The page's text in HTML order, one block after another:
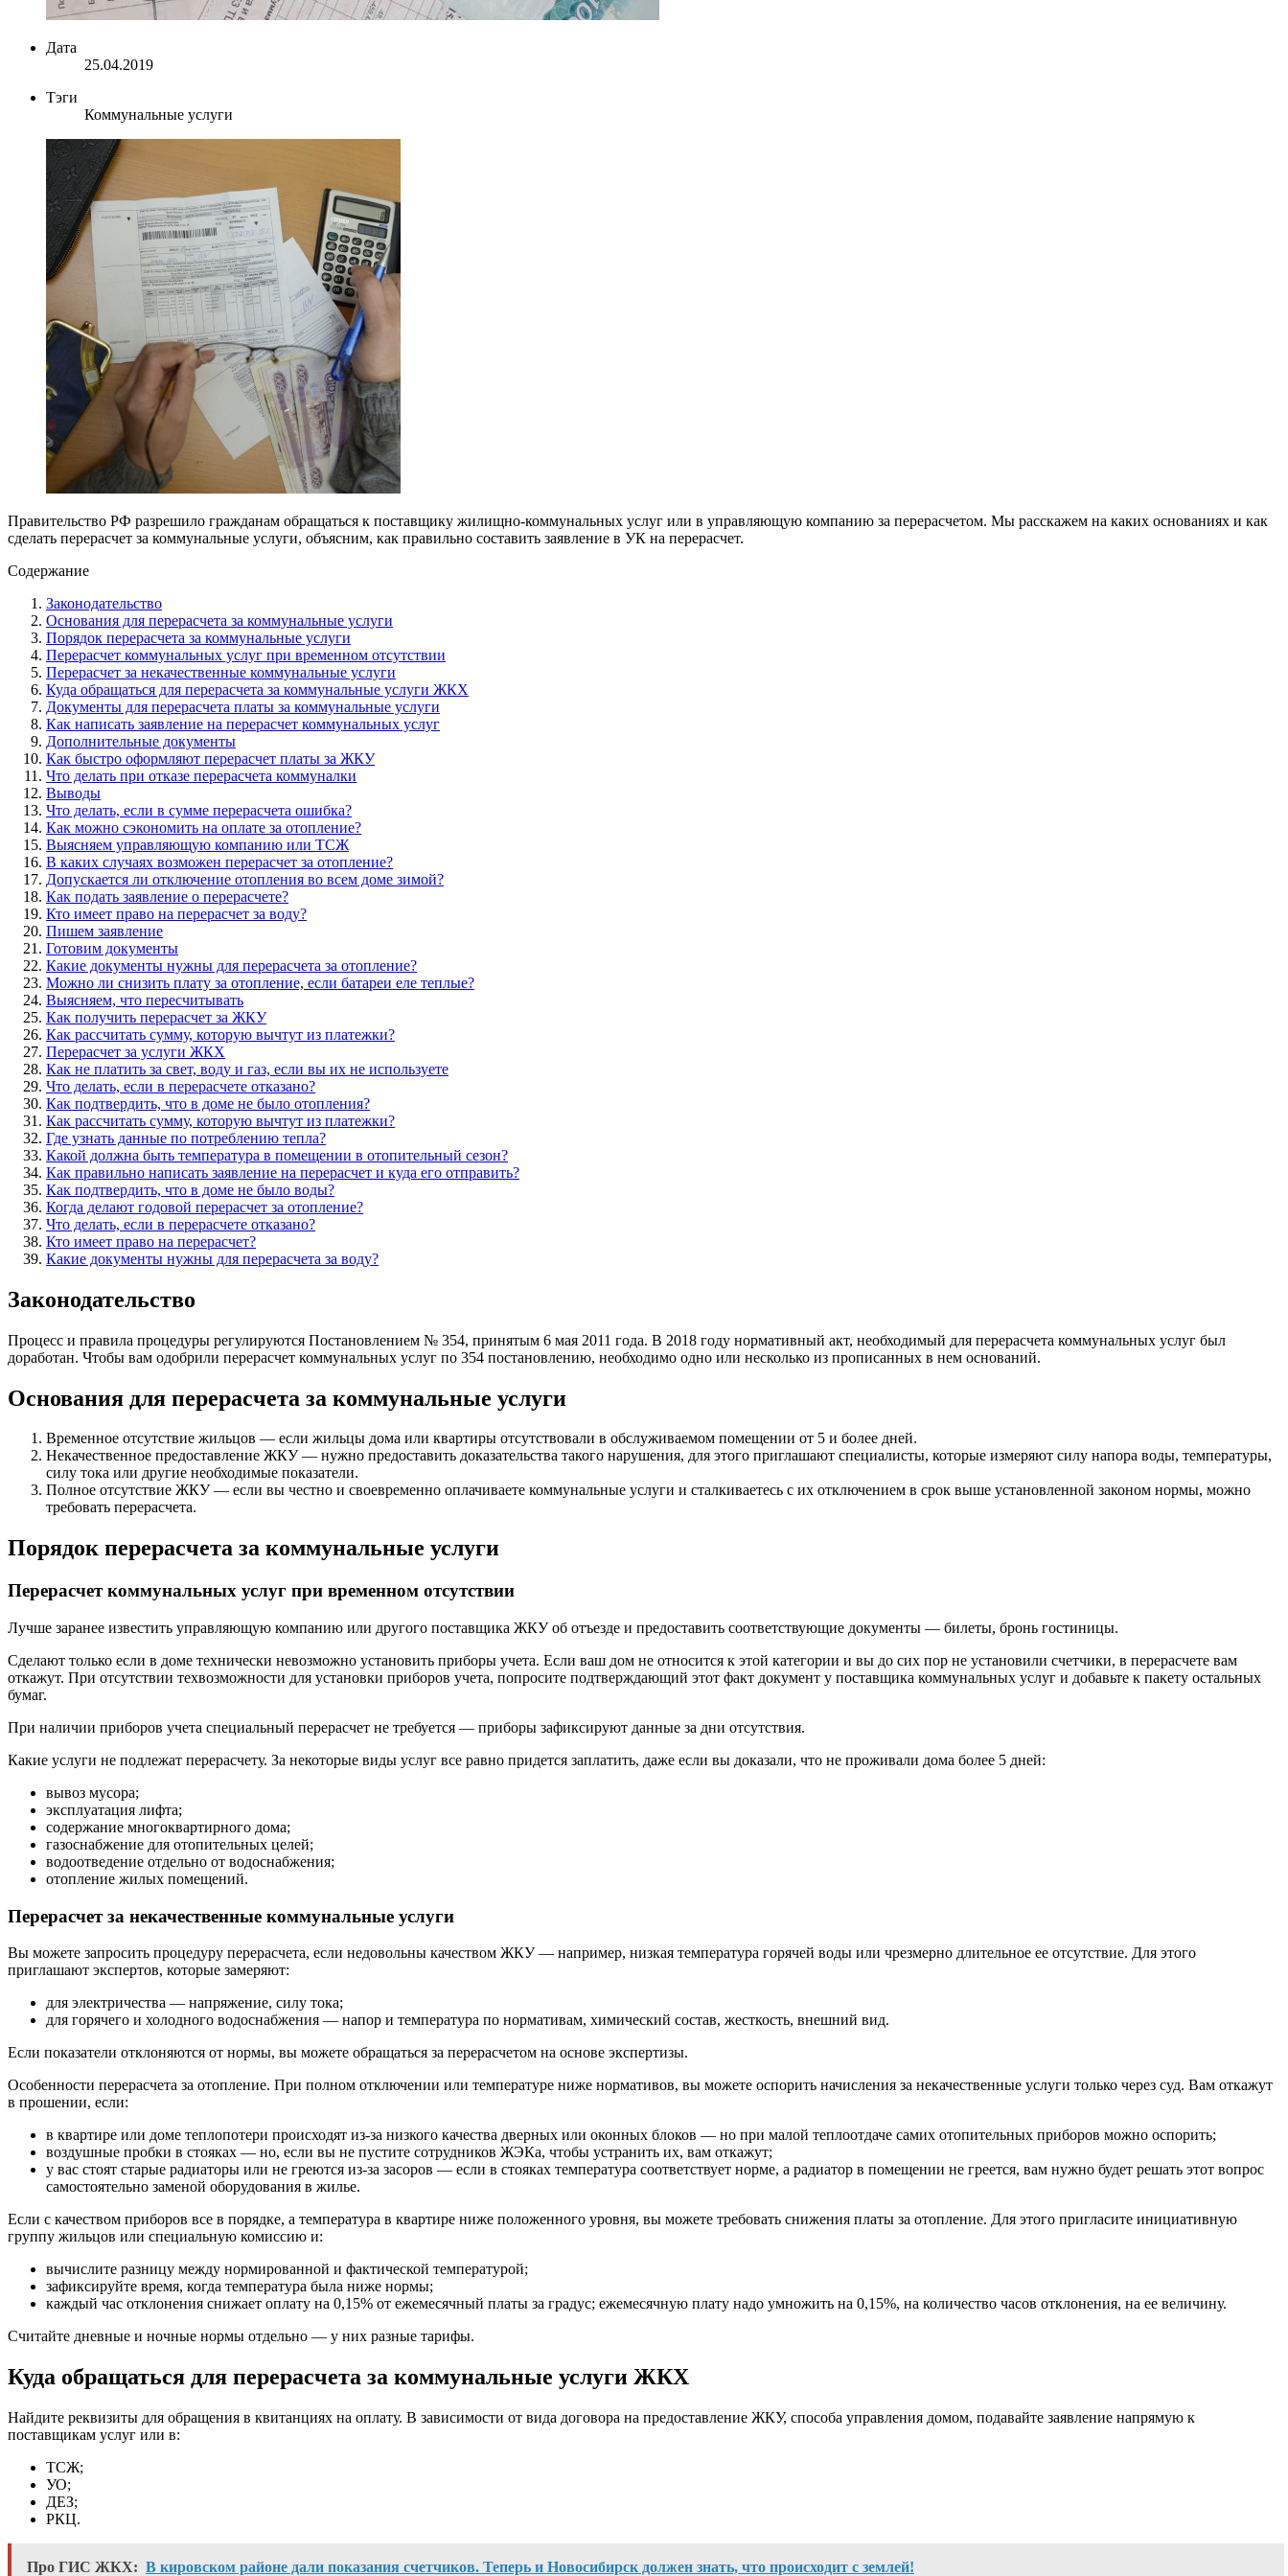
Дата
25.04.2019
Тэги
Коммунальные услуги
Правительство РФ разрешило гражданам обращаться к поставщику жилищно-коммунальных услуг или в управляющую компанию за перерасчетом. Мы расскажем на каких основаниях и как
сделать перерасчет за коммунальные услуги, объясним, как правильно составить заявление в УК на перерасчет.
Содержание
Законодательство
Основания для перерасчета за коммунальные услуги
Порядок перерасчета за коммунальные услуги
Перерасчет коммунальных услуг при временном отсутствии
Перерасчет за некачественные коммунальные услуги
Куда обращаться для перерасчета за коммунальные услуги ЖКХ
Документы для перерасчета платы за коммунальные услуги
Как написать заявление на перерасчет коммунальных услуг
Дополнительные документы
Как быстро оформляют перерасчет платы за ЖКУ
Что делать при отказе перерасчета коммуналки
Выводы
Что делать, если в сумме перерасчета ошибка?
Как можно сэкономить на оплате за отопление?
Выясняем управляющую компанию или ТСЖ
В каких случаях возможен перерасчет за отопление?
Допускается ли отключение отопления во всем доме зимой?
Как подать заявление о перерасчете?
Кто имеет право на перерасчет за воду?
Пишем заявление
Готовим документы
Какие документы нужны для перерасчета за отопление?
Можно ли снизить плату за отопление, если батареи еле теплые?
Выясняем, что пересчитывать
Как получить перерасчет за ЖКУ
Как рассчитать сумму, которую вычтут из платежки?
Перерасчет за услуги ЖКХ
Как не платить за свет, воду и газ, если вы их не используете
Что делать, если в перерасчете отказано?
Как подтвердить, что в доме не было отопления?
Как рассчитать сумму, которую вычтут из платежки?
Где узнать данные по потреблению тепла?
Какой должна быть температура в помещении в отопительный сезон?
Как правильно написать заявление на перерасчет и куда его отправить?
Как подтвердить, что в доме не было воды?
Когда делают годовой перерасчет за отопление?
Что делать, если в перерасчете отказано?
Кто имеет право на перерасчет?
Какие документы нужны для перерасчета за воду?
Законодательство
Процесс и правила процедуры регулируются Постановлением № 354, принятым 6 мая 2011 года. В 2018 году нормативный акт, необходимый для перерасчета коммунальных услуг был
доработан. Чтобы вам одобрили перерасчет коммунальных услуг по 354 постановлению, необходимо одно или несколько из прописанных в нем оснований.
Основания для перерасчета за коммунальные услуги
Временное отсутствие жильцов — если жильцы дома или квартиры отсутствовали в обслуживаемом помещении от 5 и более дней.
Некачественное предоставление ЖКУ — нужно предоставить доказательства такого нарушения, для этого приглашают специалисты, которые измеряют силу напора воды, температуры,
силу тока или другие необходимые показатели.
Полное отсутствие ЖКУ — если вы честно и своевременно оплачиваете коммунальные услуги и сталкиваетесь с их отключением в срок выше установленной законом нормы, можно
требовать перерасчета.
Порядок перерасчета за коммунальные услуги
Перерасчет коммунальных услуг при временном отсутствии
Лучше заранее известить управляющую компанию или другого поставщика ЖКУ об отъезде и предоставить соответствующие документы — билеты, бронь гостиницы.
Сделают только если в доме технически невозможно установить приборы учета. Если ваш дом не относится к этой категории и вы до сих пор не установили счетчики, в перерасчете вам
откажут. При отсутствии техвозможности для установки приборов учета, попросите подтверждающий этот факт документ у поставщика коммунальных услуг и добавьте к пакету остальных
бумаг.
При наличии приборов учета специальный перерасчет не требуется — приборы зафиксируют данные за дни отсутствия.
Какие услуги не подлежат перерасчету. За некоторые виды услуг все равно придется заплатить, даже если вы доказали, что не проживали дома более 5 дней:
вывоз мусора;
эксплуатация лифта;
содержание многоквартирного дома;
газоснабжение для отопительных целей;
водоотведение отдельно от водоснабжения;
отопление жилых помещений.
Перерасчет за некачественные коммунальные услуги
Вы можете запросить процедуру перерасчета, если недовольны качеством ЖКУ— например, низкая температура горячей воды или чрезмерно длительное ее отсутствие. Для этого
приглашают экспертов, которые замеряют:
для электричества — напряжение, силу тока;
для горячего и холодного водоснабжения — напор и температура по нормативам, химический состав, жесткость, внешний вид.
Если показатели отклоняются от нормы, вы можете обращаться за перерасчетом на основе экспертизы.
Особенности перерасчета за отопление. При полном отключении или температуре ниже нормативов, вы можете оспорить начисления за некачественные услуги только через суд. Вам откажут
в прошении, если:
в квартире или доме теплопотери происходят из-за низкого качества дверных или оконных блоков — но при малой теплоотдаче самих отопительных приборов можно оспорить;
воздушные пробки в стояках — но, если вы не пустите сотрудников ЖЭКа, чтобы устранить их, вам откажут;
у вас стоят старые радиаторы или не греются из-за засоров — если в стояках температура соответствует норме, а радиатор в помещении не греется, вам нужно будет решать этот вопрос
самостоятельно заменой оборудования в жилье.
Если с качеством приборов все в порядке, а температура в квартире ниже положенного уровня, вы можете требовать снижения платы за отопление. Для этого пригласите инициативную
группу жильцов или специальную комиссию и:
вычислите разницу между нормированной и фактической температурой;
зафиксируйте время, когда температура была ниже нормы;
каждый час отклонения снижает оплату на 0,15% от ежемесячный платы за градус; ежемесячную плату надо умножить на 0,15%, на количество часов отклонения, на ее величину.
Считайте дневные и ночные нормы отдельно — у них разные тарифы.
Куда обращаться для перерасчета за коммунальные услуги ЖКХ
Найдите реквизиты для обращения в квитанциях на оплату. В зависимости от вида договора на предоставление ЖКУ, способа управления домом, подавайте заявление напрямую к
поставщикам услуг или в:
ТСЖ;
УО;
ДЕЗ;
РКЦ.
Про ГИС ЖКХ: В кировском районе дали показания счетчиков. Теперь и Новосибирск должен знать, что происходит с землей!